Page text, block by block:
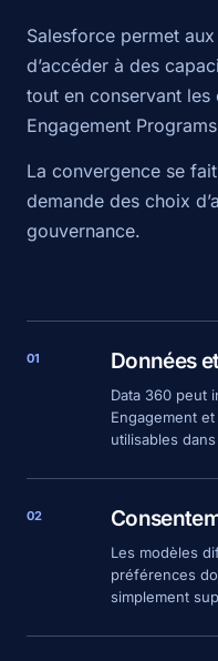
Salesforce permet
d’accéder à des
tout en conservant
Engagement
La convergence se
demande des choix
gouvernance.
01 Données
Data 360 peut
Engagement
utilisables
02
Les modèles
préférences
simplement